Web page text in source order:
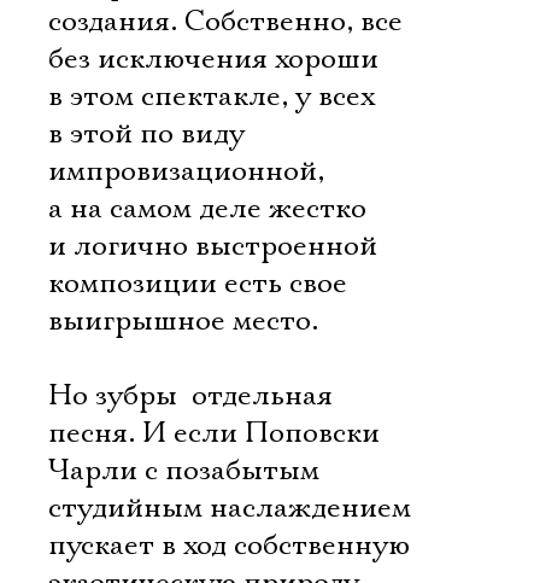
создания. Собственно, все
без исключения хороши
в этом спектакле, у всех
в этой по виду
импровизационной,
а на самом деле жестко
и логично выстроенной
композиции есть свое
выигрышное место.
Но зубры  отдельная
песня. И если Поповски 
Чарли с позабытым
студийным наслаждением
пускает в ход собственную